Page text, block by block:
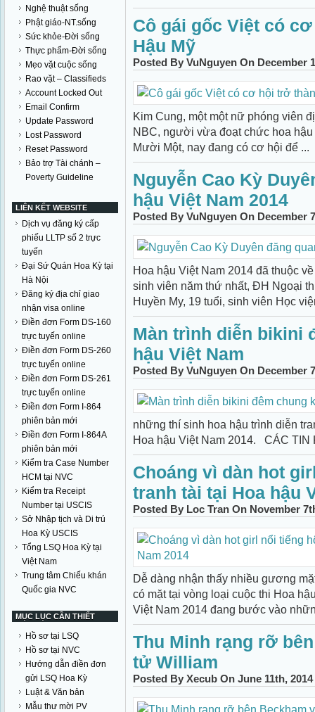
Nghệ thuật sống
Phật giáo-NT.sống
Sức khỏe-Đời sống
Thực phẩm-Đời sống
Mẹo vặt cuộc sống
Rao vặt – Classifieds
Account Locked Out
Email Confirm
Update Password
Lost Password
Reset Password
Bảo trợ Tài chánh –
Poverty Guideline
LIÊN KẾT WEBSITE
Dịch vụ đăng ký cấp
phiếu LLTP số 2 trực
tuyến
Đại Sứ Quán Hoa Kỳ tại
Hà Nội
Đăng ký địa chỉ giao
nhận visa online
Điền đơn Form DS-160
trực tuyến online
Điền đơn Form DS-260
trực tuyến online
Điền đơn Form DS-261
trực tuyến online
Điền đơn Form I-864
phiên bản mới
Điền đơn Form I-864A
phiên bản mới
Kiểm tra Case Number
HCM tại NVC
Kiểm tra Receipt
Number tại USCIS
Sở Nhập tịch và Di trú
Hoa Kỳ USCIS
Tổng LSQ Hoa Kỳ tại
Việt Nam
Trung tâm Chiếu khán
Quốc gia NVC
MỤC LỤC CẦN THIẾT
Hồ sơ tại LSQ
Hồ sơ tại NVC
Hướng dẫn điền đơn
gửi LSQ Hoa Kỳ
Luật & Văn bản
Mẫu thư mời PV
Cô gái gốc Việt có
Hậu Mỹ
Posted By VuNguyen On December
Kim Cung, một một nữ phóng viên
NBC, người vừa đoạt chức hoa
Mười Một, nay đang có cơ hội để ...
Nguyễn Cao Kỳ
hậu Việt Nam 2014
Posted By VuNguyen On December
Hoa hậu Việt Nam 2014 đã thuộc
sinh viên năm thứ nhất, ĐH Ngoại
Huyền My, 19 tuổi, sinh viên Học
Màn trình diễn bikini
hậu Việt Nam
Posted By VuNguyen On December
những thí sinh hoa hậu trình diễn
Hoa hậu Việt Nam 2014. CÁC TIN
Choáng vì dàn hot
tranh tài tại Hoa hậu
Posted By Loc Tran On November
Dễ dàng nhận thấy nhiều gương
có mặt tại vòng loại cuộc thi Hoa
Việt Nam 2014 đang bước vào
Thu Minh rạng rỡ
tử William
Posted By Xecub On June 11th,